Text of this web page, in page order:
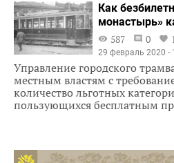
Как
монастырь»
587
0
29 февраль 2020 -
Управление городского
местным властям с
количество льготных
пользующихся бесплатным